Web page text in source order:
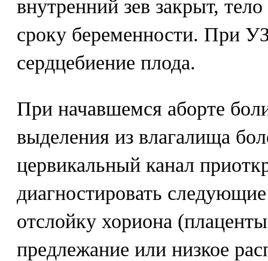
внутренний зев закрыт,
сроку беременности. При
сердцебиение плода.
При начавшемся аборте
выделения из влагалища
цервикальный канал
диагностировать
отслойку хориона
предлежание или низкое